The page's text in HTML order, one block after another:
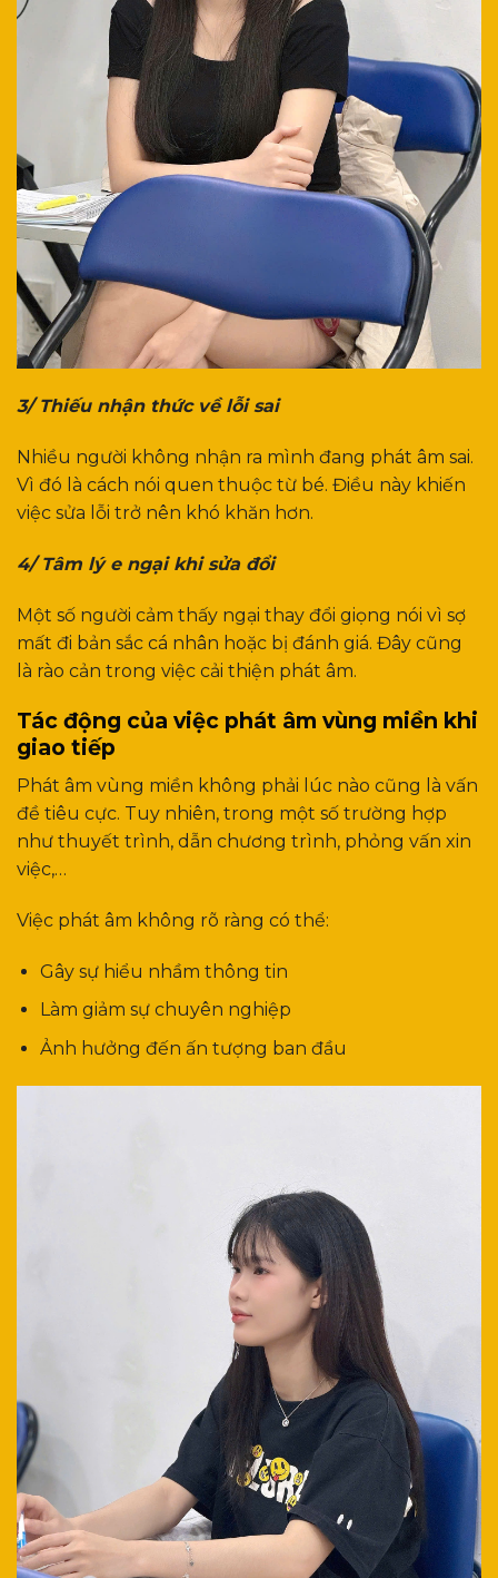
3/ Thiếu nhận thức về lỗi sai
Nhiều người không nhận ra mình đang phát âm sai.
Vì đó là cách nói quen thuộc từ bé. Điều này khiến
việc sửa lỗi trở nên khó khăn hơn.
4/ Tâm lý e ngại khi sửa đổi
Một số người cảm thấy ngại thay đổi giọng nói vì sợ
mất đi bản sắc cá nhân hoặc bị đánh giá. Đây cũng
là rào cản trong việc cải thiện phát âm.
Tác động của việc phát âm vùng miền khi
giao tiếp
Phát âm vùng miền không phải lúc nào cũng là vấn
đề tiêu cực. Tuy nhiên, trong một số trường hợp
như thuyết trình, dẫn chương trình, phỏng vấn xin
việc,…
Việc phát âm không rõ ràng có thể:
Gây sự hiểu nhầm thông tin
Làm giảm sự chuyên nghiệp
Ảnh hưởng đến ấn tượng ban đầu